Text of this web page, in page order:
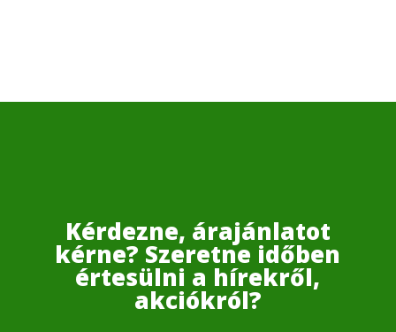
Kérdezne, árajánlatot
kérne? Szeretne időben
értesülni a hírekről,
akciókról?